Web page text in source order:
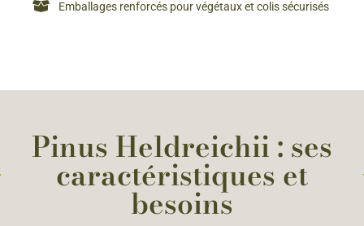
Emballages renforcés pour végétaux et colis sécurisés
Pinus Heldreichii : ses
caractéristiques et
besoins